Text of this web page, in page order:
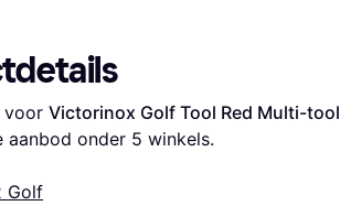
voor Victorinox Golf Tool Red Multi-tool
aanbod onder 5 winkels.
Golf